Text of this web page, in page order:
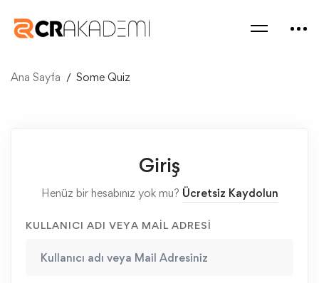
Ana Sayfa Some Quiz
Giriş
Henüz bir hesabınız yok mu? Ücretsiz Kaydolun
KULLANICI ADI VEYA MAIL ADRESI